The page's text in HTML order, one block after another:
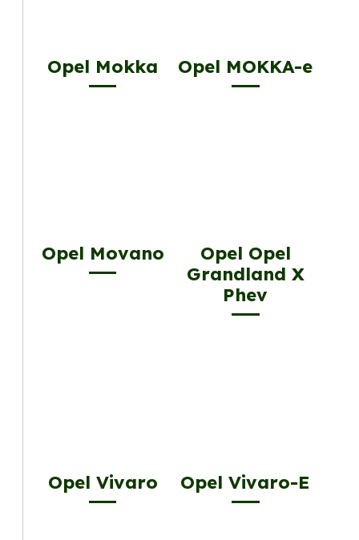
Opel Mokka Opel MOKKA-e
Opel Movano
Opel Opel
Grandland X
Phev
Opel Vivaro Opel Vivaro-E